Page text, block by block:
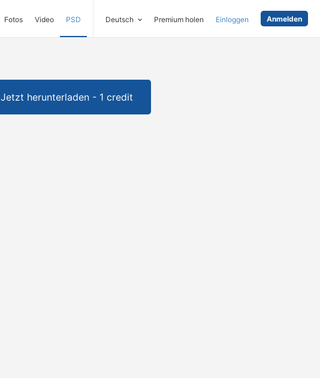
Fotos Video PSD Deutsch Premium holen Einloggen Anmelden
Jetzt herunterladen - 1 credit